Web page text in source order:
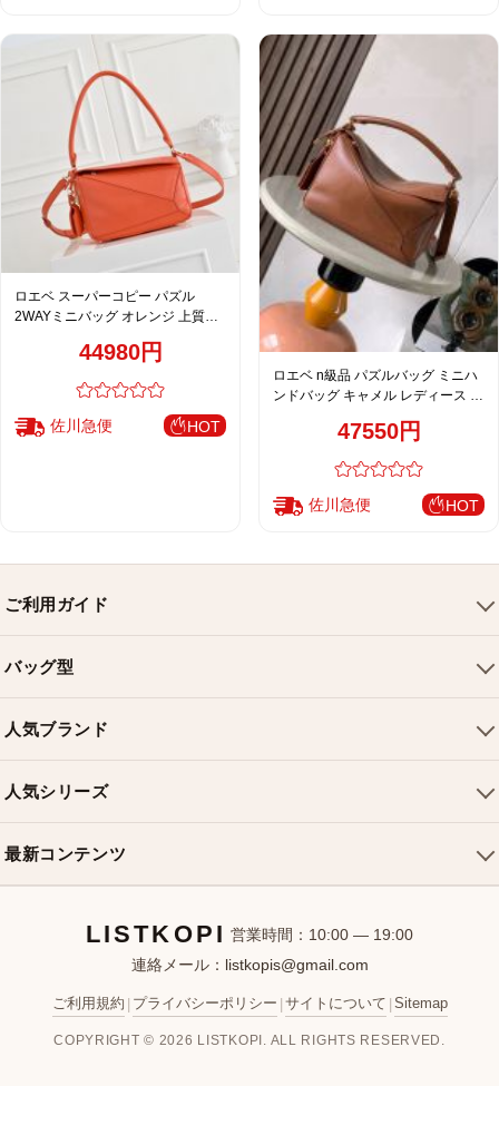
ロエベ スーパーコピー パズル
2WAYミニバッグ オレンジ 上質レ
44980円
佐川急便 HOT
ロエベ n級品 パズルバッグ ミニハ
ンドバッグ キャメル レディース 通
47550円
佐川急便 HOT
ご利用ガイド
配送について
返品・交換
お問い合わせ
バッグ型
ショルダーバッグ
クロスボディバッグ
ミニバッグ
バケットバッグ
人気ブランド
シャネルバッグ
ディオールバッグ
人気シリーズ
最新コンテンツ
新着アイテム
ブランドカテゴリ
お客様レビュー
LISTKOPI 営業時間：10:00 — 19:00
連絡メール： listkopis@gmail.com
ご利用規約 プライバシーポリシー サイトについて Sitemap
COPYRIGHT © 2026 LISTKOPI. ALL RIGHTS RESERVED.